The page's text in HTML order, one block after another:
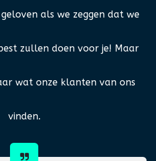
als we zeggen dat we
zullen doen voor je! Maar
wat onze klanten van ons
vinden.